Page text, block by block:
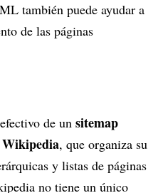
también puede ayudar a
de las páginas
de un sitemap
Wikipedia, que organiza su
y listas de páginas
no tiene un único